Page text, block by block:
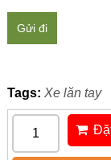
Gửi đi
Tags: Xe lăn tay